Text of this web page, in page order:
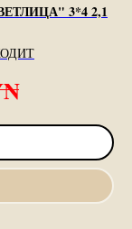
3*4 2,1